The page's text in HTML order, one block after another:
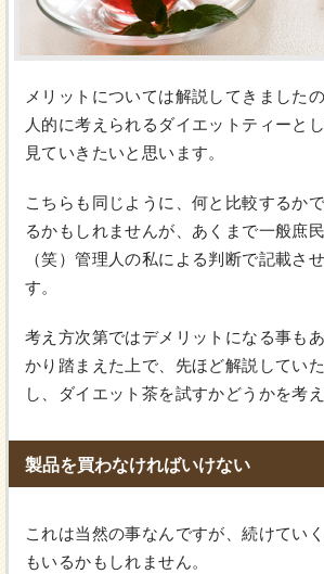
メリットについては解説してきました
人的に考えられるダイエットティーと
見ていきたいと思います。
こちらも同じように、何と比較するか
るかもしれませんが、あくまで一般庶
（笑）管理人の私による判断で記載さ
す。
考え方次第ではデメリットになる事も
かり踏まえた上で、先ほど解説してい
し、ダイエット茶を試すかどうかを考
製品を買わなければいけない
これは当然の事なんですが、続けてい
もいるかもしれません。